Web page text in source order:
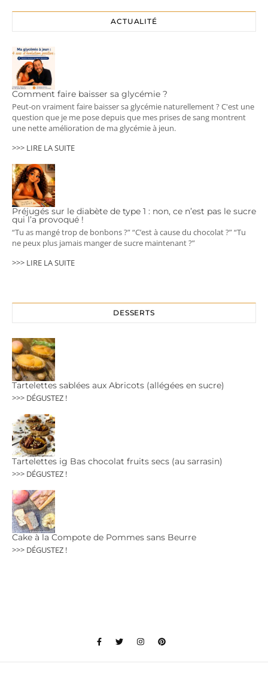
ACTUALITÉ
Comment faire baisser sa glycémie ?
Peut-on vraiment faire baisser sa glycémie naturellement ? C'est une
question que je me pose depuis que mes prises de sang montrent
une nette amélioration de ma glycémie à jeun.
>>> LIRE LA SUITE
Préjugés sur le diabète de type 1 : non, ce n’est pas le sucre
qui l’a provoqué !
“Tu as mangé trop de bonbons ?” “C’est à cause du chocolat ?” “Tu
ne peux plus jamais manger de sucre maintenant ?”
>>> LIRE LA SUITE
DESSERTS
Tartelettes sablées aux Abricots (allégées en sucre)
>>> DÉGUSTEZ !
Tartelettes ig Bas chocolat fruits secs (au sarrasin)
>>> DÉGUSTEZ !
Cake à la Compote de Pommes sans Beurre
>>> DÉGUSTEZ !